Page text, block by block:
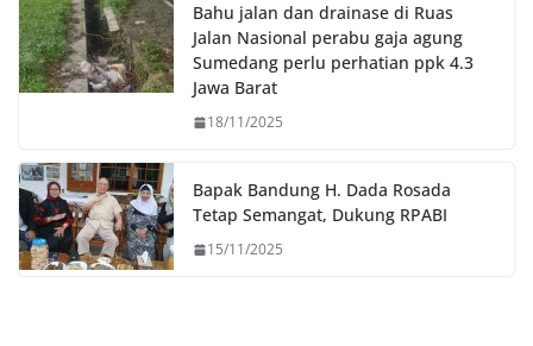
Bahu jalan dan drainase di Ruas
Jalan Nasional perabu gaja agung
Sumedang perlu perhatian ppk 4.3
Jawa Barat
18/11/2025
Bapak Bandung H. Dada Rosada
Tetap Semangat, Dukung RPABI
15/11/2025